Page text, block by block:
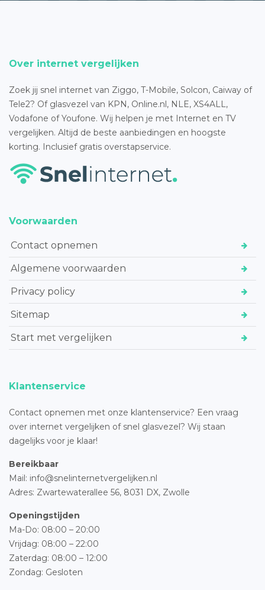
Over internet vergelijken
Zoek jij snel internet van Ziggo, T-Mobile, Solcon, Caiway of
Tele2? Of glasvezel van KPN, Online.nl, NLE, XS4ALL,
Vodafone of Youfone. Wij helpen je met Internet en TV
vergelijken. Altijd de beste aanbiedingen en hoogste
korting. Inclusief gratis overstapservice.
Voorwaarden
Contact opnemen
Algemene voorwaarden
Privacy policy
Sitemap
Start met vergelijken
Klantenservice
Contact opnemen met onze klantenservice? Een vraag
over internet vergelijken of snel glasvezel? Wij staan
dagelijks voor je klaar!
Bereikbaar
Mail: info@snelinternetvergelijken.nl
Adres: Zwartewaterallee 56, 8031 DX, Zwolle
Openingstijden
Ma-Do: 08:00 – 20:00
Vrijdag: 08:00 – 22:00
Zaterdag: 08:00 – 12:00
Zondag: Gesloten